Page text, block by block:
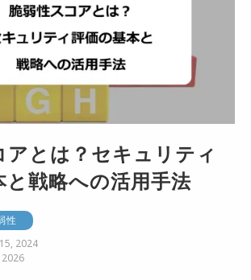
アとは？セキュリティ
と戦略への活用手法
性
2024